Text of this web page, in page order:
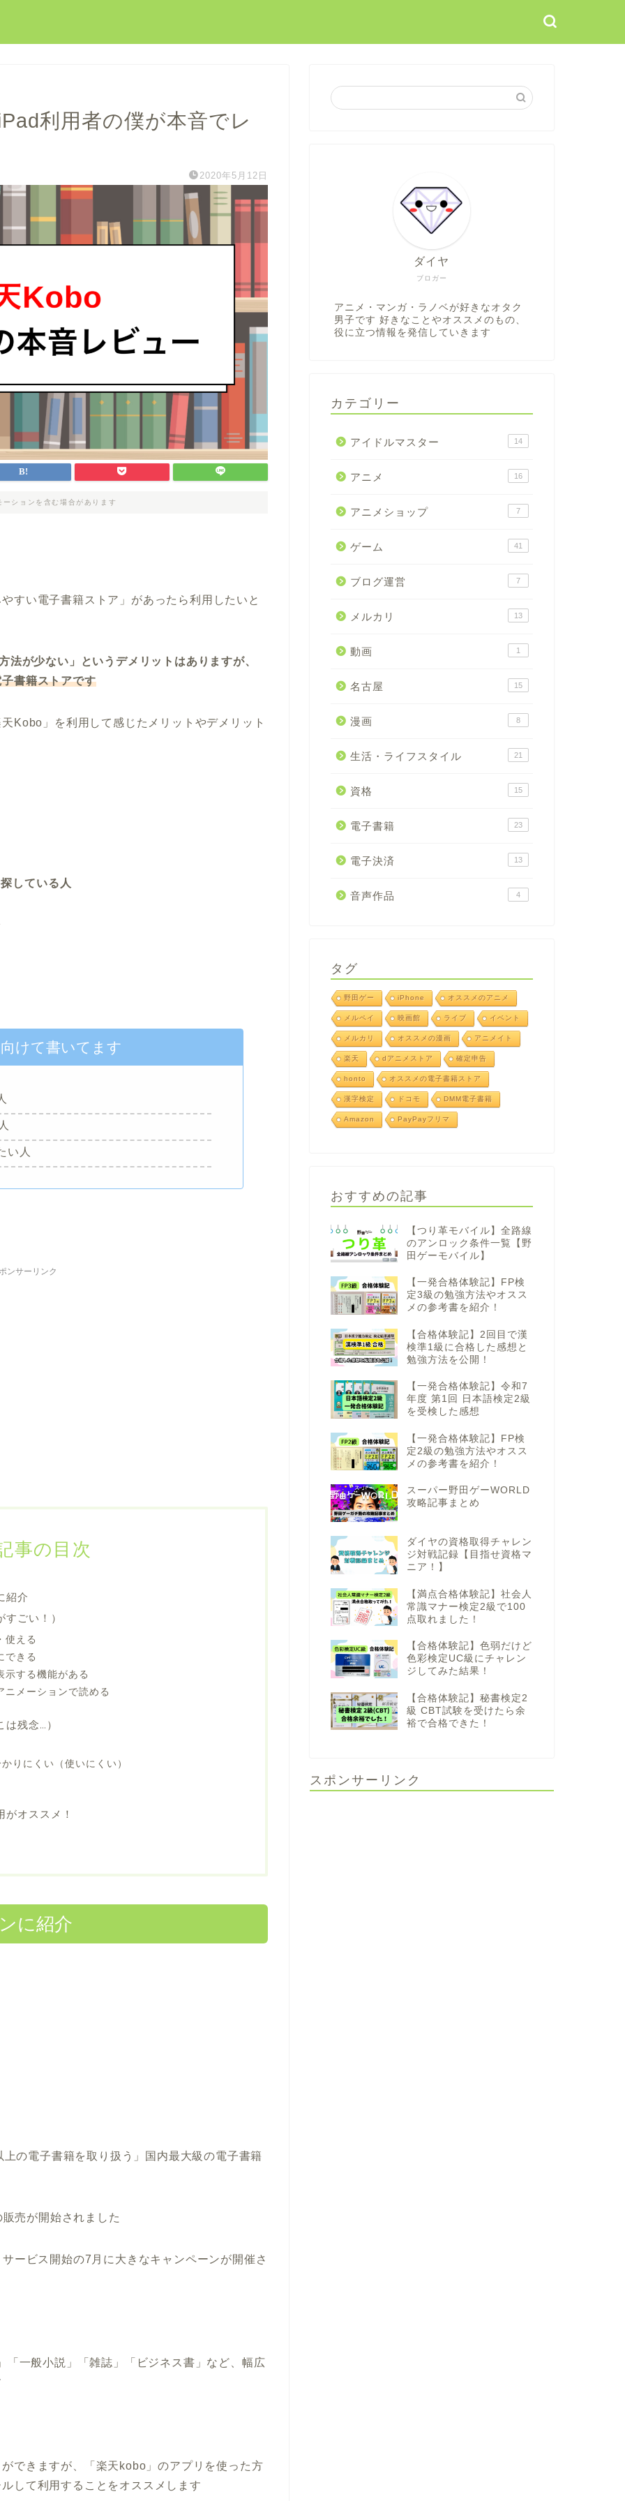
利用者の僕が本音でレ
2020年5月12日
ーションを含む場合があります
すい電子書籍ストア」があったら利用したいと
が少ない」というデメリットはありますが、
書籍ストアです
Kobo」を利用して感じたメリットやデメリット
している人
けて書いてます
い人
ンサーリンク
事の目次
紹介
ごい！）
使える
できる
する機能がある
メーションで読める
残念…）
りにくい（使いにくい）
オススメ！
に紹介
の電子書籍を取り扱う」国内最大級の電子書籍
売が開始されました
ービス開始の7月に大きなキャンペーンが開催さ
一般小説」「雑誌」「ビジネス書」など、幅広
できますが、「楽天kobo」のアプリを使った方
して利用することをオススメします
ブロガー
ダイヤ
アニメ・マンガ・ラノベが好きなオタク
男子です 好きなことやオススメのもの、
役に立つ情報を発信していきます
カテゴリー
アイドルマスター 14
アニメ 16
アニメショップ 7
ゲーム 41
ブログ運営 7
メルカリ 13
動画 1
名古屋 15
漫画 8
生活・ライフスタイル 21
資格 15
電子書籍 23
電子決済 13
音声作品 4
タグ
野田ゲー iPhone オススメのアニメ
メルペイ 映画館 ライブ イベント
メルカリ オススメの漫画 アニメイト
楽天 dアニメストア 確定申告
honto オススメの電子書籍ストア
漢字検定 ドコモ DMM電子書籍
Amazon PayPayフリマ
おすすめの記事
【つり革モバイル】全路線
のアンロック条件一覧【野
田ゲーモバイル】
【一発合格体験記】FP検
定3級の勉強方法やオスス
メの参考書を紹介！
【合格体験記】2回目で漢
検準1級に合格した感想と
勉強方法を公開！
【一発合格体験記】令和7
年度 第1回 日本語検定2級
を受検した感想
【一発合格体験記】FP検
定2級の勉強方法やオスス
メの参考書を紹介！
スーパー野田ゲーWORLD
攻略記事まとめ
ダイヤの資格取得チャレン
ジ対戦記録【目指せ資格マ
ニア！】
【満点合格体験記】社会人
常識マナー検定2級で100
点取れました！
【合格体験記】色弱だけど
色彩検定UC級にチャレン
ジしてみた結果！
【合格体験記】秘書検定2
級 CBT試験を受けたら余
裕で合格できた！
スポンサーリンク